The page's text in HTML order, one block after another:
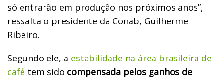
só entrarão em produção nos próximos anos”,
ressalta o presidente da Conab, Guilherme
Ribeiro.
Segundo ele, a estabilidade na área brasileira de
café tem sido compensada pelos ganhos de